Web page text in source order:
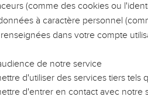
de l’attitude du chrétien
au maître chrétien, il lui
et Luther pouvait dire : «
a fait en notre faveur auprès
dettes (18,19).
(comme des cookies ou
à caractère personnel
dans votre compte
de notre service
d'utiliser des services tiers
d'entrer en contact avec notre